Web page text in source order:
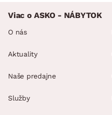
Viac o ASKO - NÁBYTOK
O nás
Aktuality
Naše predajne
Služby